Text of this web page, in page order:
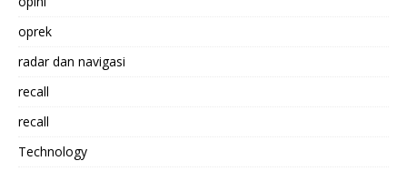
oprek
radar dan navigasi
recall
recall
Technology